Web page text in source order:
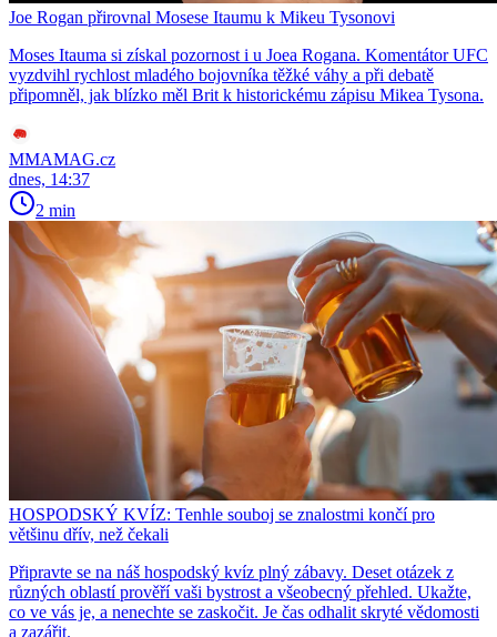
Joe Rogan přirovnal Mosese Itaumu k Mikeu Tysonovi
Moses Itauma si získal pozornost i u Joea Rogana. Komentátor UFC
vyzdvihl rychlost mladého bojovníka těžké váhy a při debatě
připomněl, jak blízko měl Brit k historickému zápisu Mikea Tysona.
MMAMAG.cz
dnes, 14:37
2 min
HOSPODSKÝ KVÍZ: Tenhle souboj se znalostmi končí pro
většinu dřív, než čekali
Připravte se na náš hospodský kvíz plný zábavy. Deset otázek z
různých oblastí prověří vaši bystrost a všeobecný přehled. Ukažte,
co ve vás je, a nenechte se zaskočit. Je čas odhalit skryté vědomosti
a zazářit.